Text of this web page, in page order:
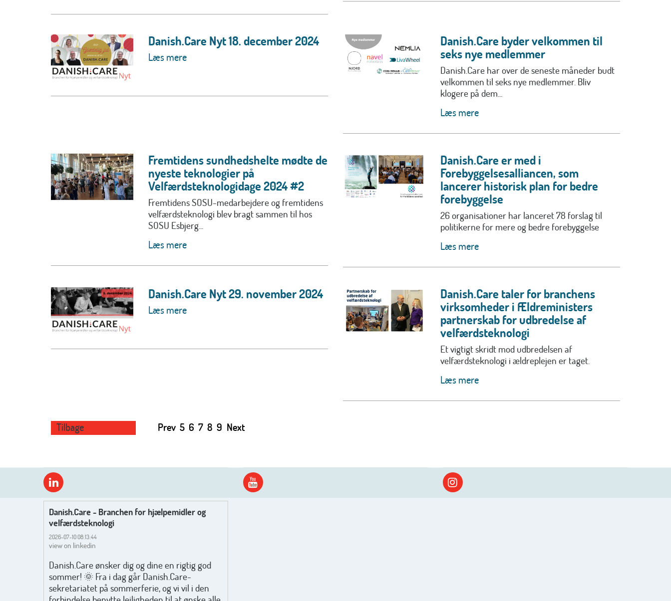
Danish.Care Nyt 18. december 2024
Læs mere
Danish.Care byder velkommen til
seks nye medlemmer
Danish.Care har over de seneste måneder budt
velkommen til seks nye medlemmer. Bliv
klogere på dem...
Læs mere
Fremtidens sundhedshelte mødte de
nyeste teknologier på
Velfærdsteknologidage 2024 #2
Fremtidens SOSU-medarbejdere og fremtidens
velfærdsteknologi blev bragt sammen til hos
SOSU Esbjerg...
Læs mere
Danish.Care er med i
Forebyggelsesalliancen, som
lancerer historisk plan for bedre
forebyggelse
26 organisationer har lanceret 78 forslag til
politikerne for mere og bedre forebyggelse
Læs mere
Danish.Care Nyt 29. november 2024
Læs mere
Danish.Care taler for branchens
virksomheder i Ældreministers
partnerskab for udbredelse af
velfærdsteknologi
Et vigtigt skridt mod udbredelsen af
velfærdsteknologi i ældreplejen er taget.
Læs mere
Tilbage Prev 5 6 7 8 9 Next
Danish.Care - Branchen for hjælpemidler og
velfærdsteknologi
2026-07-10 08:13:44
view on linkedin
Danish.Care ønsker dig og dine en rigtig god
sommer! 🌞 Fra i dag går Danish.Care-
sekretariatet på sommerferie, og vi vil i den